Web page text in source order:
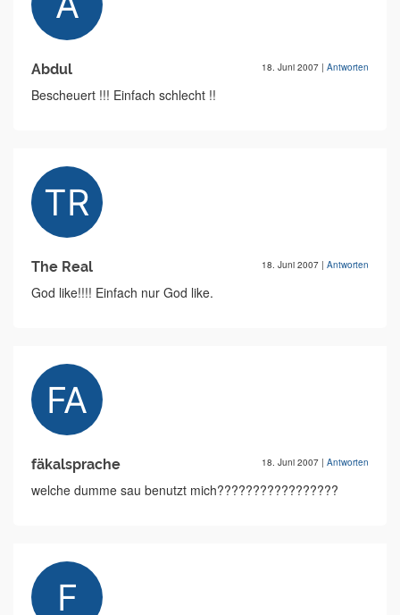
Abdul 18. Juni 2007 | Antworten
Bescheuert !!! Einfach schlecht !!
The Real 18. Juni 2007 | Antworten
God like!!!! Einfach nur God like.
fäkalsprache 18. Juni 2007 | Antworten
welche dumme sau benutzt mich?????????????????